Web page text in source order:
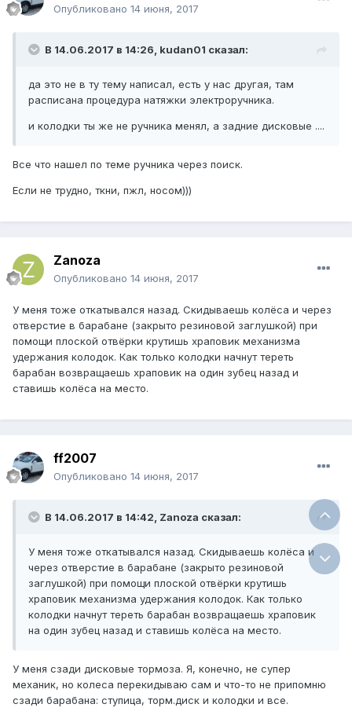
Опубликовано 14 июня, 2017
В 14.06.2017 в 14:26, kudan01 сказал:
да это не в ту тему написал, есть у нас другая, там
расписана процедура натяжки электроручника.
и колодки ты же не ручника менял, а задние дисковые ....
Все что нашел по теме ручника через поиск.
Если не трудно, ткни, пжл, носом)))
Zanoza
Опубликовано 14 июня, 2017
У меня тоже откатывался назад. Скидываешь колёса и через
отверстие в барабане (закрыто резиновой заглушкой) при
помощи плоской отвёрки крутишь храповик механизма
удержания колодок. Как только колодки начнут тереть
барабан возвращаешь храповик на один зубец назад и
ставишь колёса на место.
ff2007
Опубликовано 14 июня, 2017
В 14.06.2017 в 14:42, Zanoza сказал:
У меня тоже откатывался назад. Скидываешь колёса и
через отверстие в барабане (закрыто резиновой
заглушкой) при помощи плоской отвёрки крутишь
храповик механизма удержания колодок. Как только
колодки начнут тереть барабан возвращаешь храповик
на один зубец назад и ставишь колёса на место.
У меня сзади дисковые тормоза. Я, конечно, не супер
механик, но колеса перекидываю сам и что-то не припомню
сзади барабана: ступица, торм.диск и колодки и все.